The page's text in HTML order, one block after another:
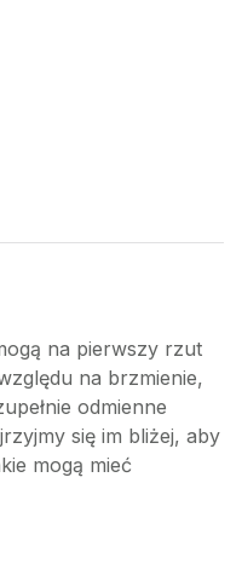
na pierwszy rzut
na brzmienie,
odmienne
się im bliżej, aby
mogą mieć